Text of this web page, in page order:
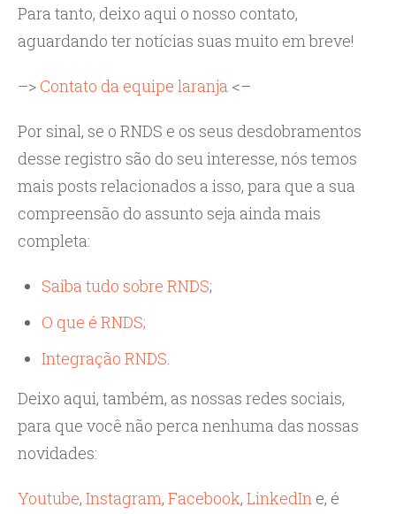
Para tanto, deixo aqui o nosso contato,
aguardando ter notícias suas muito em breve!
–> Contato da equipe laranja <–
Por sinal, se o RNDS e os seus desdobramentos
desse registro são do seu interesse, nós temos
mais posts relacionados a isso, para que a sua
compreensão do assunto seja ainda mais
completa:
Saiba tudo sobre RNDS;
O que é RNDS;
Integração RNDS.
Deixo aqui, também, as nossas redes sociais,
para que você não perca nenhuma das nossas
novidades:
Youtube, Instagram, Facebook, LinkedIn e, é